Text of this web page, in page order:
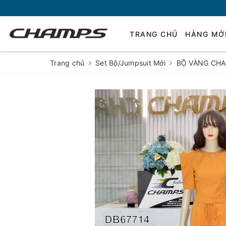
TRANG CHỦ HÀNG
Trang chủ Set Bộ/Jumpsuit Mới BỘ VÀNG